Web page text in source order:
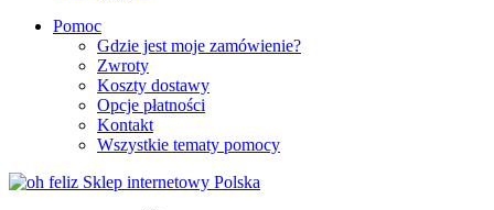
Pomoc
Gdzie jest moje zamówienie?
Zwroty
Koszty dostawy
Opcje płatności
Kontakt
Wszystkie tematy pomocy